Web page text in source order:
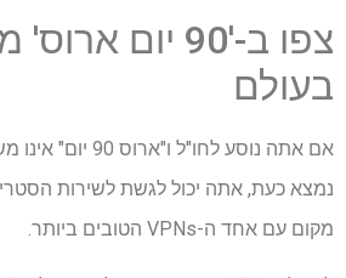
צפו ב-'90 יום
בעולם
אם אתה נוסע לחו"ל
נמצא כעת, אתה יכול לגשת לשירות
מקום עם אחד ה-VPNs הטובים ביותר.